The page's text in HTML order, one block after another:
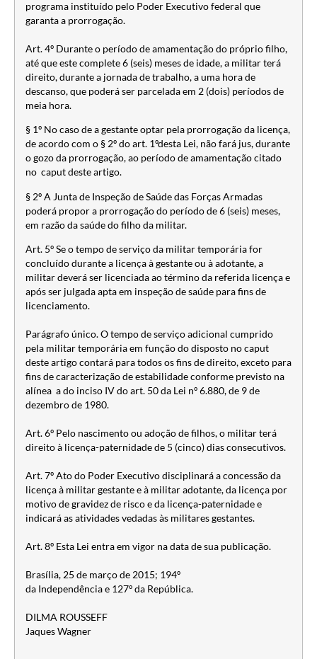
programa instituído pelo Poder Executivo federal que
garanta a prorrogação.
Art. 4º Durante o período de amamentação do próprio filho,
até que este complete 6 (seis) meses de idade, a militar terá
direito, durante a jornada de trabalho, a uma hora de
descanso, que poderá ser parcelada em 2 (dois) períodos de
meia hora.
§ 1º No caso de a gestante optar pela prorrogação da licença,
de acordo com o § 2º do art. 1ºdesta Lei, não fará jus, durante
o gozo da prorrogação, ao período de amamentação citado
no caput deste artigo.
§ 2º A Junta de Inspeção de Saúde das Forças Armadas
poderá propor a prorrogação do período de 6 (seis) meses,
em razão da saúde do filho da militar.
Art. 5º Se o tempo de serviço da militar temporária for
concluído durante a licença à gestante ou à adotante, a
militar deverá ser licenciada ao término da referida licença e
após ser julgada apta em inspeção de saúde para fins de
licenciamento.
Parágrafo único. O tempo de serviço adicional cumprido
pela militar temporária em função do disposto no caput
deste artigo contará para todos os fins de direito, exceto para
fins de caracterização de estabilidade conforme previsto na
alínea a do inciso IV do art. 50 da Lei nº 6.880, de 9 de
dezembro de 1980.
Art. 6º Pelo nascimento ou adoção de filhos, o militar terá
direito à licença-paternidade de 5 (cinco) dias consecutivos.
Art. 7º Ato do Poder Executivo disciplinará a concessão da
licença à militar gestante e à militar adotante, da licença por
motivo de gravidez de risco e da licença-paternidade e
indicará as atividades vedadas às militares gestantes.
Art. 8º Esta Lei entra em vigor na data de sua publicação.
Brasília, 25 de março de 2015; 194º
da Independência e 127º da República.
DILMA ROUSSEFF
Jaques Wagner